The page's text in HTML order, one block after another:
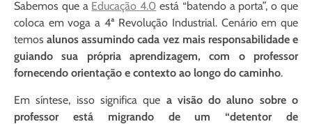
Sabemos que a Educação 4.0 está “batendo a porta”, o que
coloca em voga a 4ª Revolução Industrial. Cenário em que
temosalunos assumindo cada vez mais responsabilidade e
guiando sua própria aprendizagem, com o professor
fornecendo orientação e contexto ao longo do caminho.
Em síntese, isso significa que a visão do aluno sobre o
professor está migrando de um “detentor de